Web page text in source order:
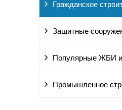
Гражданское
Защитные
Популярные ЖБИ
Промышленное